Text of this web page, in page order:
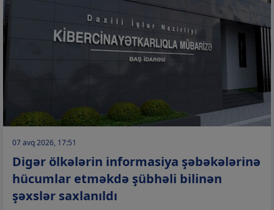
07 avq 2026, 17:51
Digər ölkələrin informasiya şəbəkələrinə
hücumlar etməkdə şübhəli bilinən
şəxslər saxlanıldı